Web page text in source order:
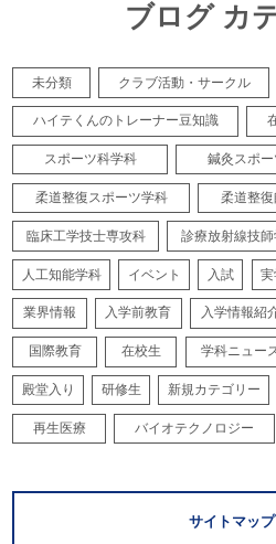
ブログ カ
未分類 クラブ活動・サークル
ハイテくんのトレーナー豆知識
スポーツ科学科 鍼灸スポ
柔道整復スポーツ学科 柔道整
臨床工学技士専攻科 診療放射線技師
人工知能学科 イベント 入試 実
業界情報 入学前教育 入学情報紹
国際教育 在校生 学科ニュー
殿堂入り 研修生 新規カテゴリー
再生医療 バイオテクノロジー
サイトマップ